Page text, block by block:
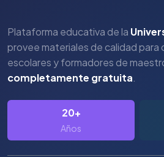
Plataforma educativa de la
provee materiales de calidad
escolares y formadores de
completamente gratuita.
20+
Años